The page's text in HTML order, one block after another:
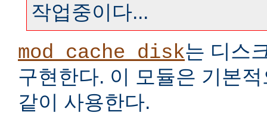
작업중이다...
mod_cache_disk는 디스
구현한다. 이 모듈은 기본
같이 사용한다.